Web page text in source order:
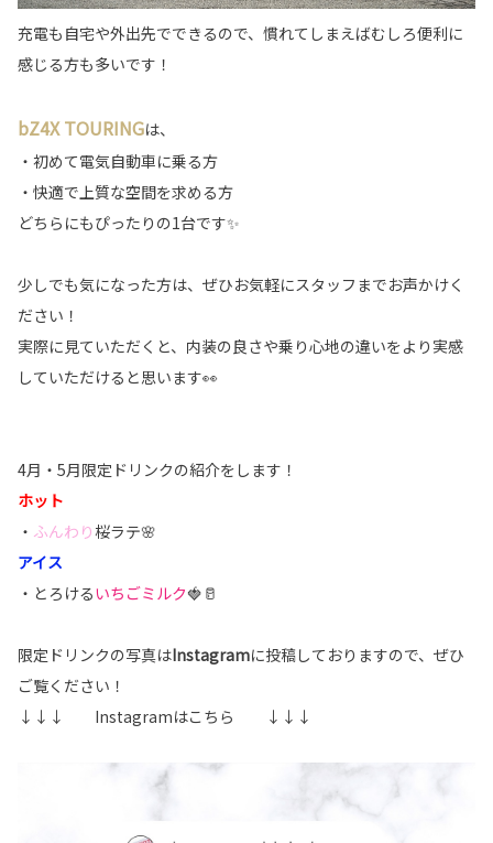
充電も自宅や外出先でできるので、慣れてしまえばむしろ便利に
感じる方も多いです！
bZ4X TOURINGは、
・初めて電気自動車に乗る方
・快適で上質な空間を求める方
どちらにもぴったりの1台です✨
少しでも気になった方は、ぜひお気軽にスタッフまでお声かけく
ださい！
実際に見ていただくと、内装の良さや乗り心地の違いをより実感
していただけると思います👀
4月・5月限定ドリンクの紹介をします！
ホット
・ ふんわり桜ラテ🌸
アイス
・とろけるいちごミルク🍓🥛
限定ドリンクの写真はInstagramに投稿しておりますので、ぜひ
ご覧ください！
↓↓↓ Instagramはこちら ↓↓↓